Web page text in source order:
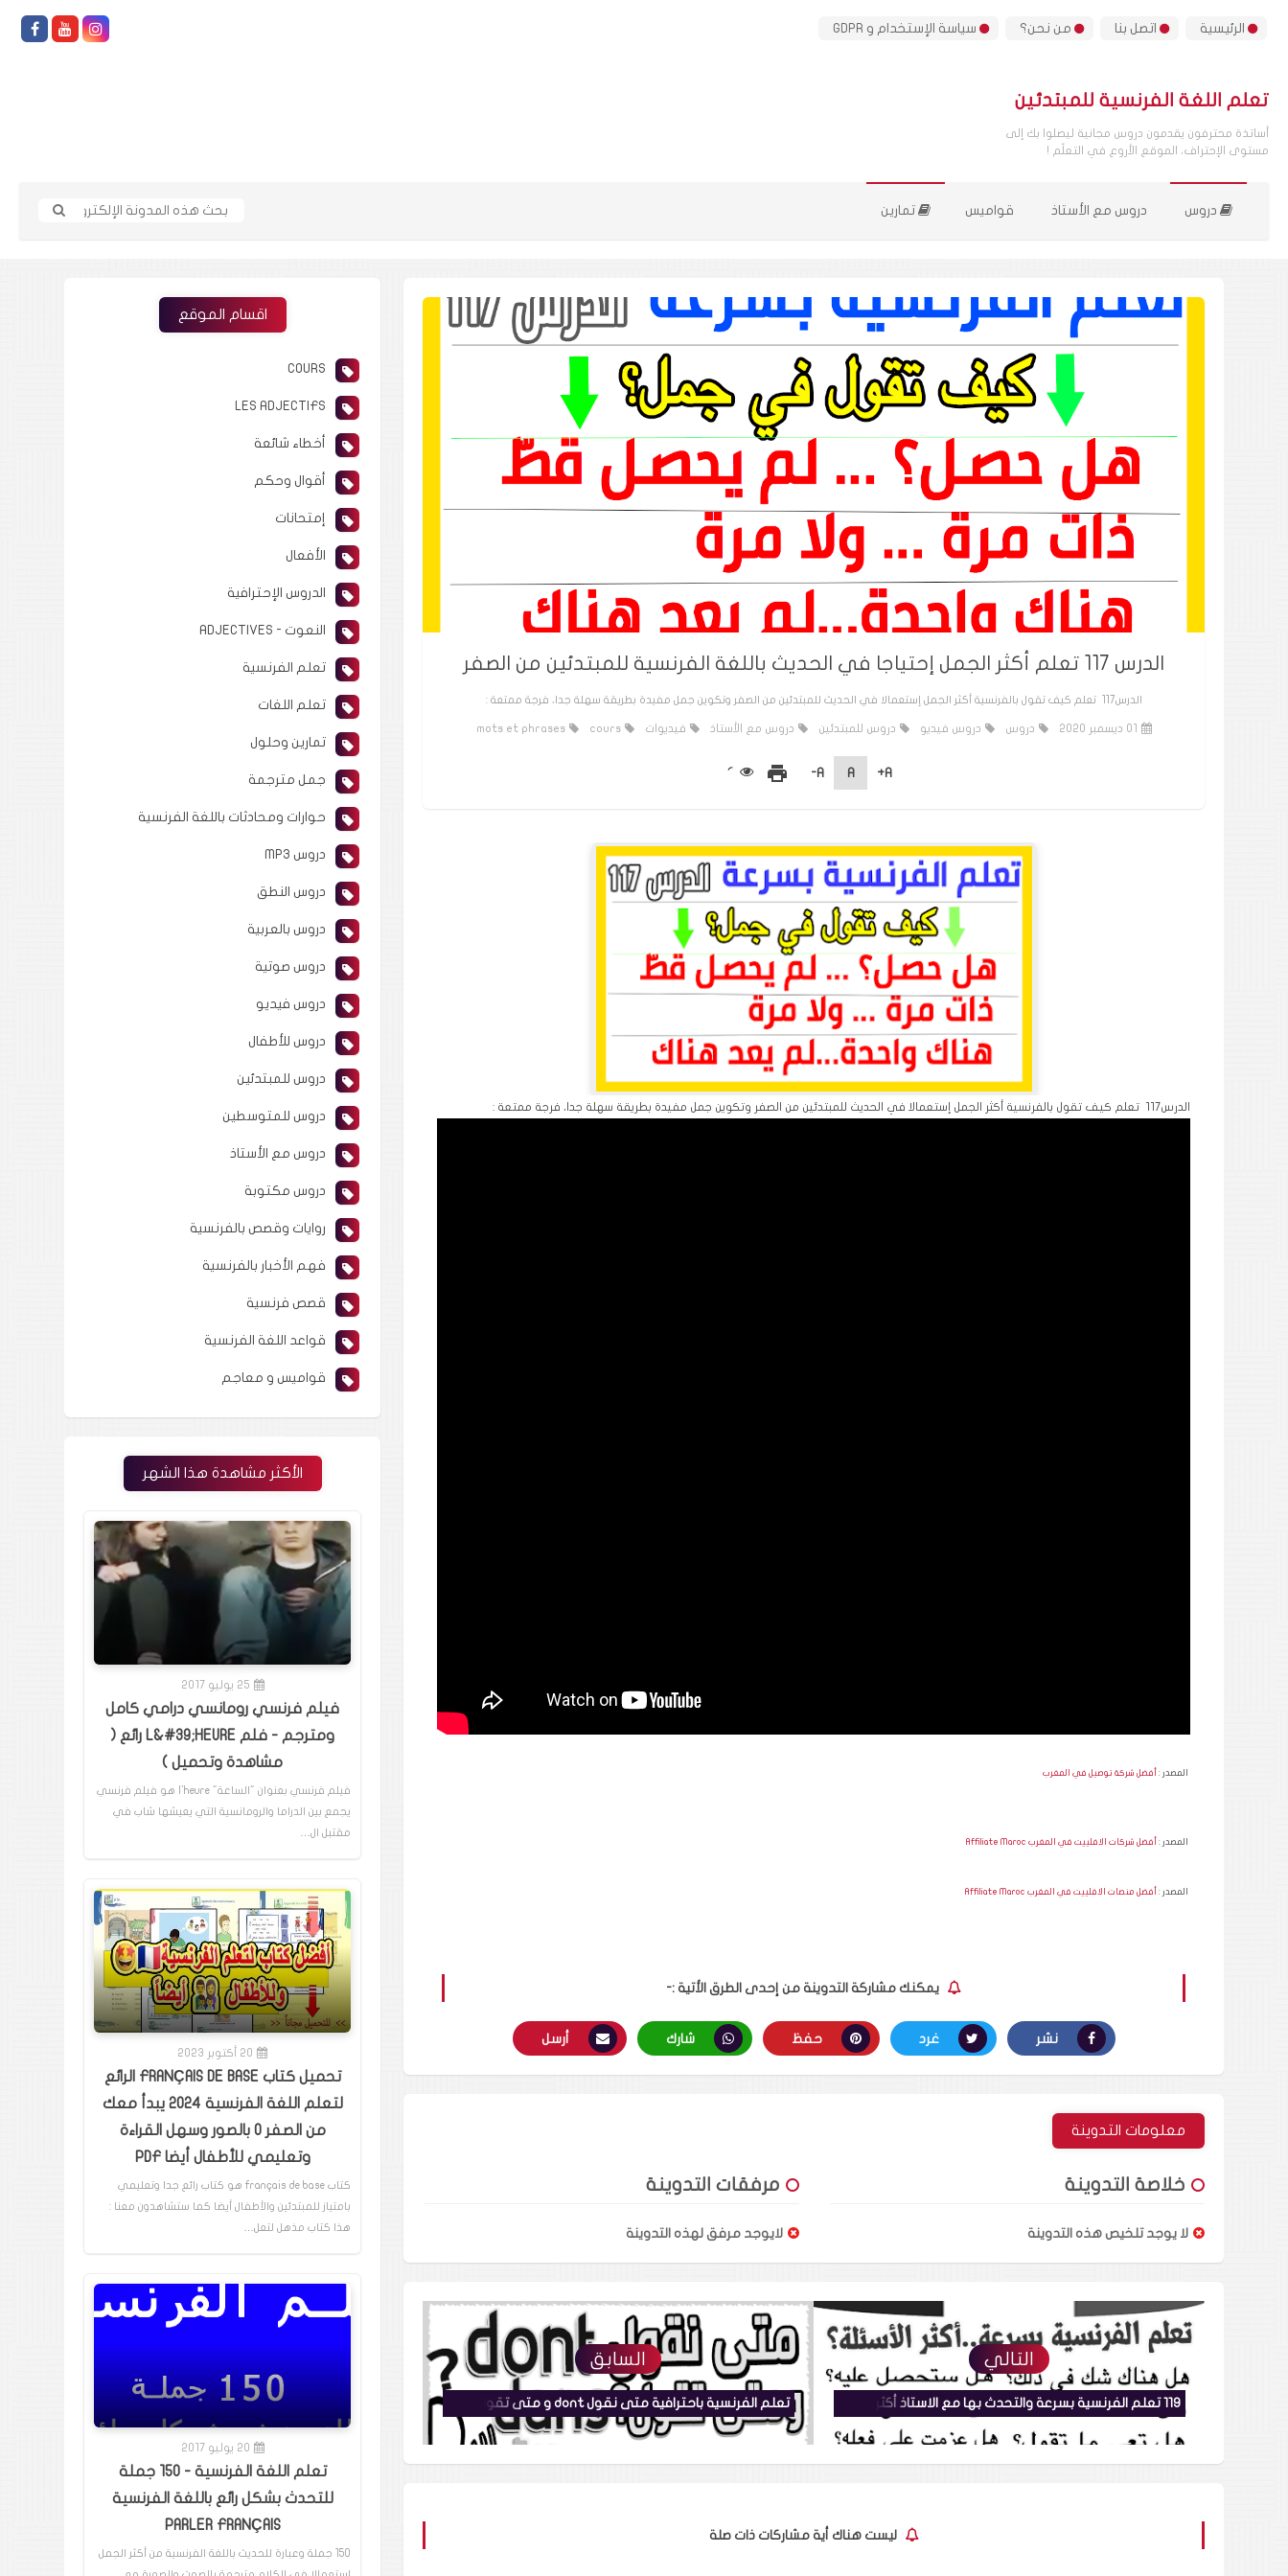
الرئيسية اتصل بنا من نحن؟ سياسة الإستخدام و GDPR
تعلم اللغة الفرنسية للمبتدئين
أساتذة محترفون يقدمون دروس مجانية ليصلوا بك إلى
مستوى الإحتراف، الموقع الأروع في التعلّم !
دروس دروس مع الأستاذ قواميس تمارين
الدرس 117 تعلم أكثر الجمل إحتياجا في الحديث باللغة الفرنسية للمبتدئين من الصفر
الدرس117 تعلم كيف تقول بالفرنسية أكثر الجمل إستعمالا في الحديث للمبتدئين من الصفر وتكوين جمل مفيدة بطريقة سهلة جدا، فرجة ممتعة :
01 ديسمبر 2020 دروس دروس فيديو دروس للمبتدئين دروس مع الأستاذ فيديوات cours
mots et phrases
A+
A
A-
print
الدرس117 تعلم كيف تقول بالفرنسية أكثر الجمل إستعمالا في الحديث للمبتدئين من الصفر وتكوين جمل مفيدة بطريقة سهلة جدا، فرجة ممتعة :
المصدر : أفضل شركة توصيل في المغرب
المصدر : أفضل شركات الافلييت في المغرب Affiliate Maroc
المصدر : أفضل منصات الافلييت في المغرب Affiliate Maroc
يمكنك مشاركة التدوينة من إحدى الطرق الأتية :-
نشر غرد حفظ شارك أرسل
معلومات التدوينة
خلاصة التدوينة
لا يوجد تلخيص هذه التدوينة
مرفقات التدوينة
لايوجد مرفق لهذه التدوينة
التالي السابق
ليست هناك أية مشاركات ذات صلة
اقسام الموقع
COURS
LES ADJECTIFS
أخطاء شائعة
أقوال وحكم
إمتحانات
الأفعال
الدروس الإحترافية
النعوت - ADJECTIVES
تعلم الفرنسية
تعلم اللغات
تمارين وحلول
جمل مترجمة
حوارات ومحادثات باللغة الفرنسية
دروس MP3
دروس النطق
دروس بالعربية
دروس صوتية
دروس فيديو
دروس للأطفال
دروس للمبتدئين
دروس للمتوسطين
دروس مع الأستاذ
دروس مكتوبة
روايات وقصص بالفرنسية
فهم الأخبار بالفرنسية
قصص فرنسية
قواعد اللغة الفرنسية
قواميس و معاجم
الأكثر مشاهدة هذا الشهر
25 يوليو 2017
فيلم فرنسي رومانسي درامي كامل
ومترجم - فلم L&#39;HEURE رائع (
مشاهدة وتحميل )
فيلم فرنسي بعنوان "الساعة" l'heure هو فيلم فرنسي
يجمع بين الدراما والرومانسية التي يعيشها شاب في
مقتبل ال…
20 أكتوبر 2023
تحميل كتاب FRANÇAIS DE BASE الرائع
لتعلم اللغة الفرنسية 2024 يبدأ معك
من الصفر 0 بالصور وسهل القراءة
وتعليمي للأطفال أيضا PDF
كتاب français de base هو كتاب رائع جدا وتعليمي
بامتياز للمبتدئين والأطفال أيضا كما ستشاهدون معنا :
هذا كتاب مذهل لتعل…
20 يوليو 2017
تعلم اللغة الفرنسية - 150 جملة
للتحدث بشكل رائع باللغة الفرنسية
PARLER FRANÇAIS
150 جملة وعبارة للحديث باللغة الفرنسية من أكثر الجمل